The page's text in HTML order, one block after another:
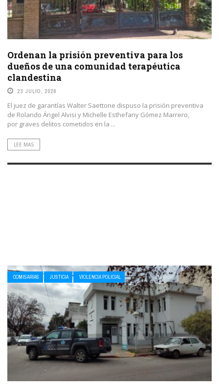
Ordenan la prisión preventiva para los
dueños de una comunidad terapéutica
clandestina
23 JULIO, 2026
El juez de garantías Walter Saettone dispuso la prisión preventiva
de Rolando Ángel Alvisi y Michelle Esthefany Gómez Marrero,
por graves delitos cometidos en la ...
LEE MAS
COMISARÍAS JUSTICIA VIOLENCIA POLICIAL